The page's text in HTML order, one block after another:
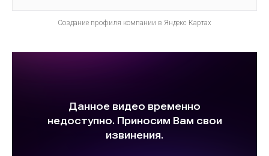
Создание профиля компании в Яндекс Картах